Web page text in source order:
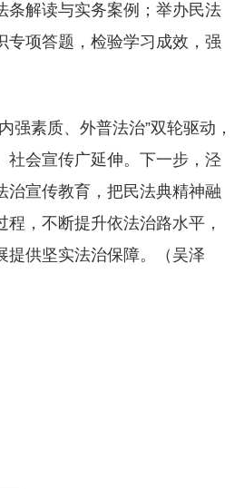
条解读与实务案例；举办民法
专项答题，检验学习成效，强
强素质、外普法治”双轮驱动，
社会宣传广延伸。下一步，泾
治宣传教育，把民法典精神融
程，不断提升依法治路水平，
提供坚实法治保障。（吴泽